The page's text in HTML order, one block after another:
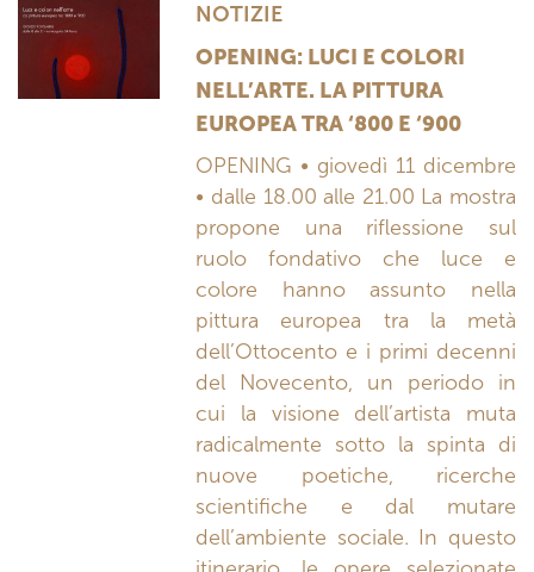
NOTIZIE
OPENING: LUCI E COLORI
NELL’ARTE. LA PITTURA
EUROPEA TRA ‘800 E ‘900
OPENING • giovedì 11 dicembre
• dalle 18.00 alle 21.00 La mostra
propone una riflessione sul
ruolo fondativo che luce e
colore hanno assunto nella
pittura europea tra la metà
dell’Ottocento e i primi decenni
del Novecento, un periodo in
cui la visione dell’artista muta
radicalmente sotto la spinta di
nuove poetiche, ricerche
scientifiche e dal mutare
dell’ambiente sociale. In questo